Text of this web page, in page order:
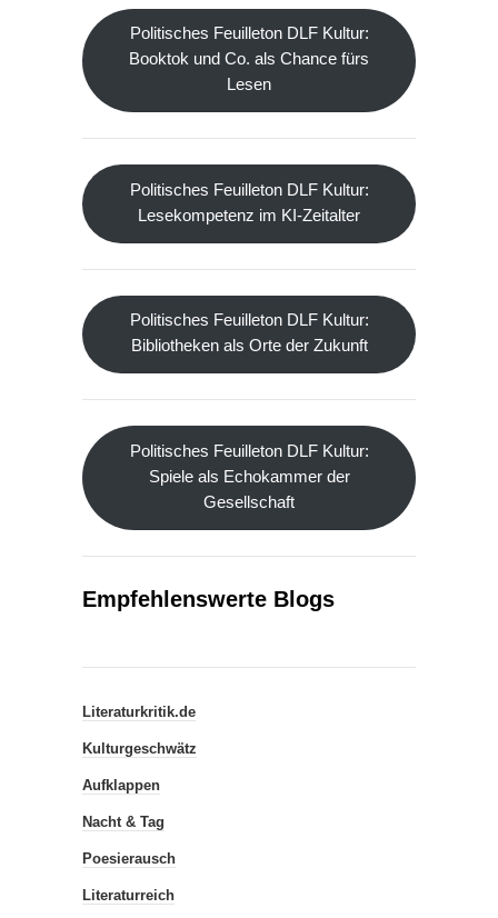
Politisches Feuilleton DLF Kultur:
Booktok und Co. als Chance fürs
Lesen
Politisches Feuilleton DLF Kultur:
Lesekompetenz im KI-Zeitalter
Politisches Feuilleton DLF Kultur:
Bibliotheken als Orte der Zukunft
Politisches Feuilleton DLF Kultur:
Spiele als Echokammer der
Gesellschaft
Empfehlenswerte Blogs
Literaturkritik.de
Kulturgeschwätz
Aufklappen
Nacht & Tag
Poesierausch
Literaturreich